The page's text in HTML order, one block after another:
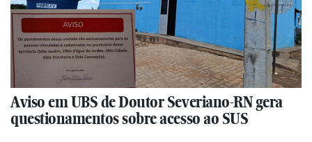
Aviso em UBS de Doutor Severiano-RN gera
questionamentos sobre acesso ao SUS